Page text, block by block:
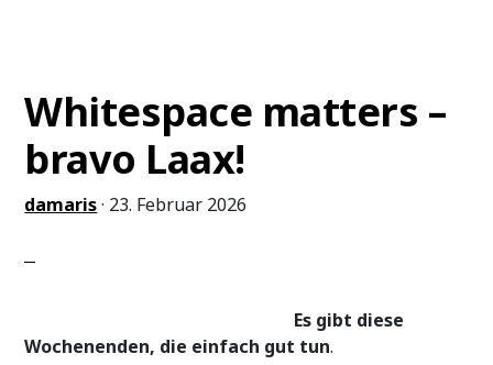
Selbstversuch
Whitespace matters –
bravo Laax!
damaris· 23. Februar 2026
Es gibt diese
Wochenenden, die einfach gut tun.